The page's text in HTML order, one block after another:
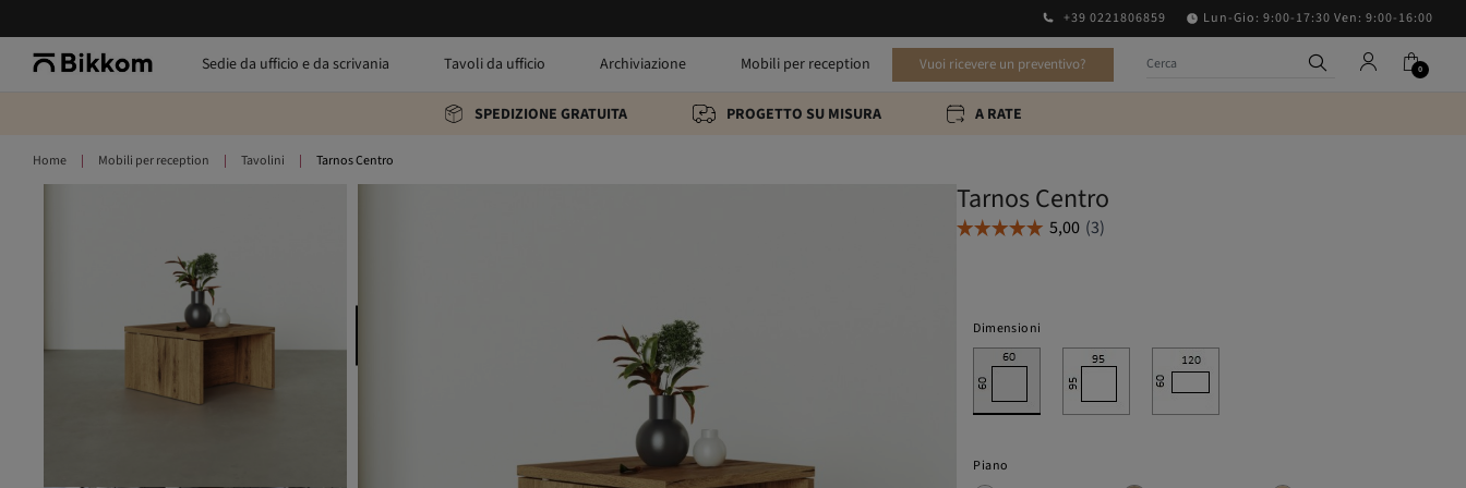
+39 0221806859 Lun-Gio: 9:00-17:30 Ven: 9:00-16:00
Sedie da ufficio e da scrivania Tavoli da ufficio Archiviazione Mobili per reception Vuoi ricevere un preventivo? 0
SPEDIZIONE GRATUITA PROGETTO SU MISURA A RATE
Home Mobili per reception Tavolini Tarnos Centro
Tarnos Centro
Dimensioni
Piano